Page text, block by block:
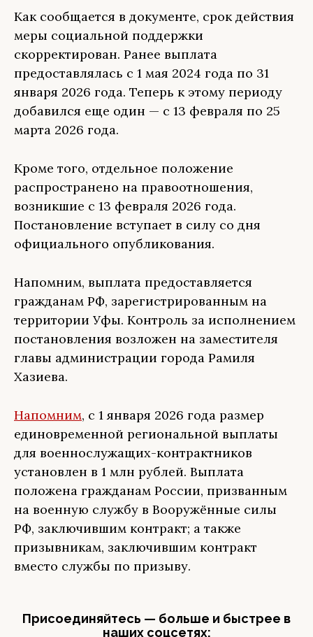
Как сообщается в документе, срок действия
меры социальной поддержки
скорректирован. Ранее выплата
предоставлялась с 1 мая 2024 года по 31
января 2026 года. Теперь к этому периоду
добавился еще один — с 13 февраля по 25
марта 2026 года.
Кроме того, отдельное положение
распространено на правоотношения,
возникшие с 13 февраля 2026 года.
Постановление вступает в силу со дня
официального опубликования.
Напомним, выплата предоставляется
гражданам РФ, зарегистрированным на
территории Уфы. Контроль за исполнением
постановления возложен на заместителя
главы администрации города Рамиля
Хазиева.
Напомним, с 1 января 2026 года размер
единовременной региональной выплаты
для военнослужащих-контрактников
установлен в 1 млн рублей. Выплата
положена гражданам России, призванным
на военную службу в Вооружённые силы
РФ, заключившим контракт; а также
призывникам, заключившим контракт
вместо службы по призыву.
Присоединяйтесь — больше и быстрее в
наших соцсетях: